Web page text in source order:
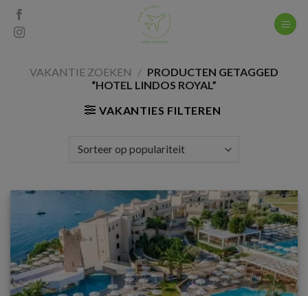
Skip
content
VAKANTIE ZOEKEN / PRODUCTEN GETAGGED
“HOTEL LINDOS ROYAL”
VAKANTIES FILTEREN